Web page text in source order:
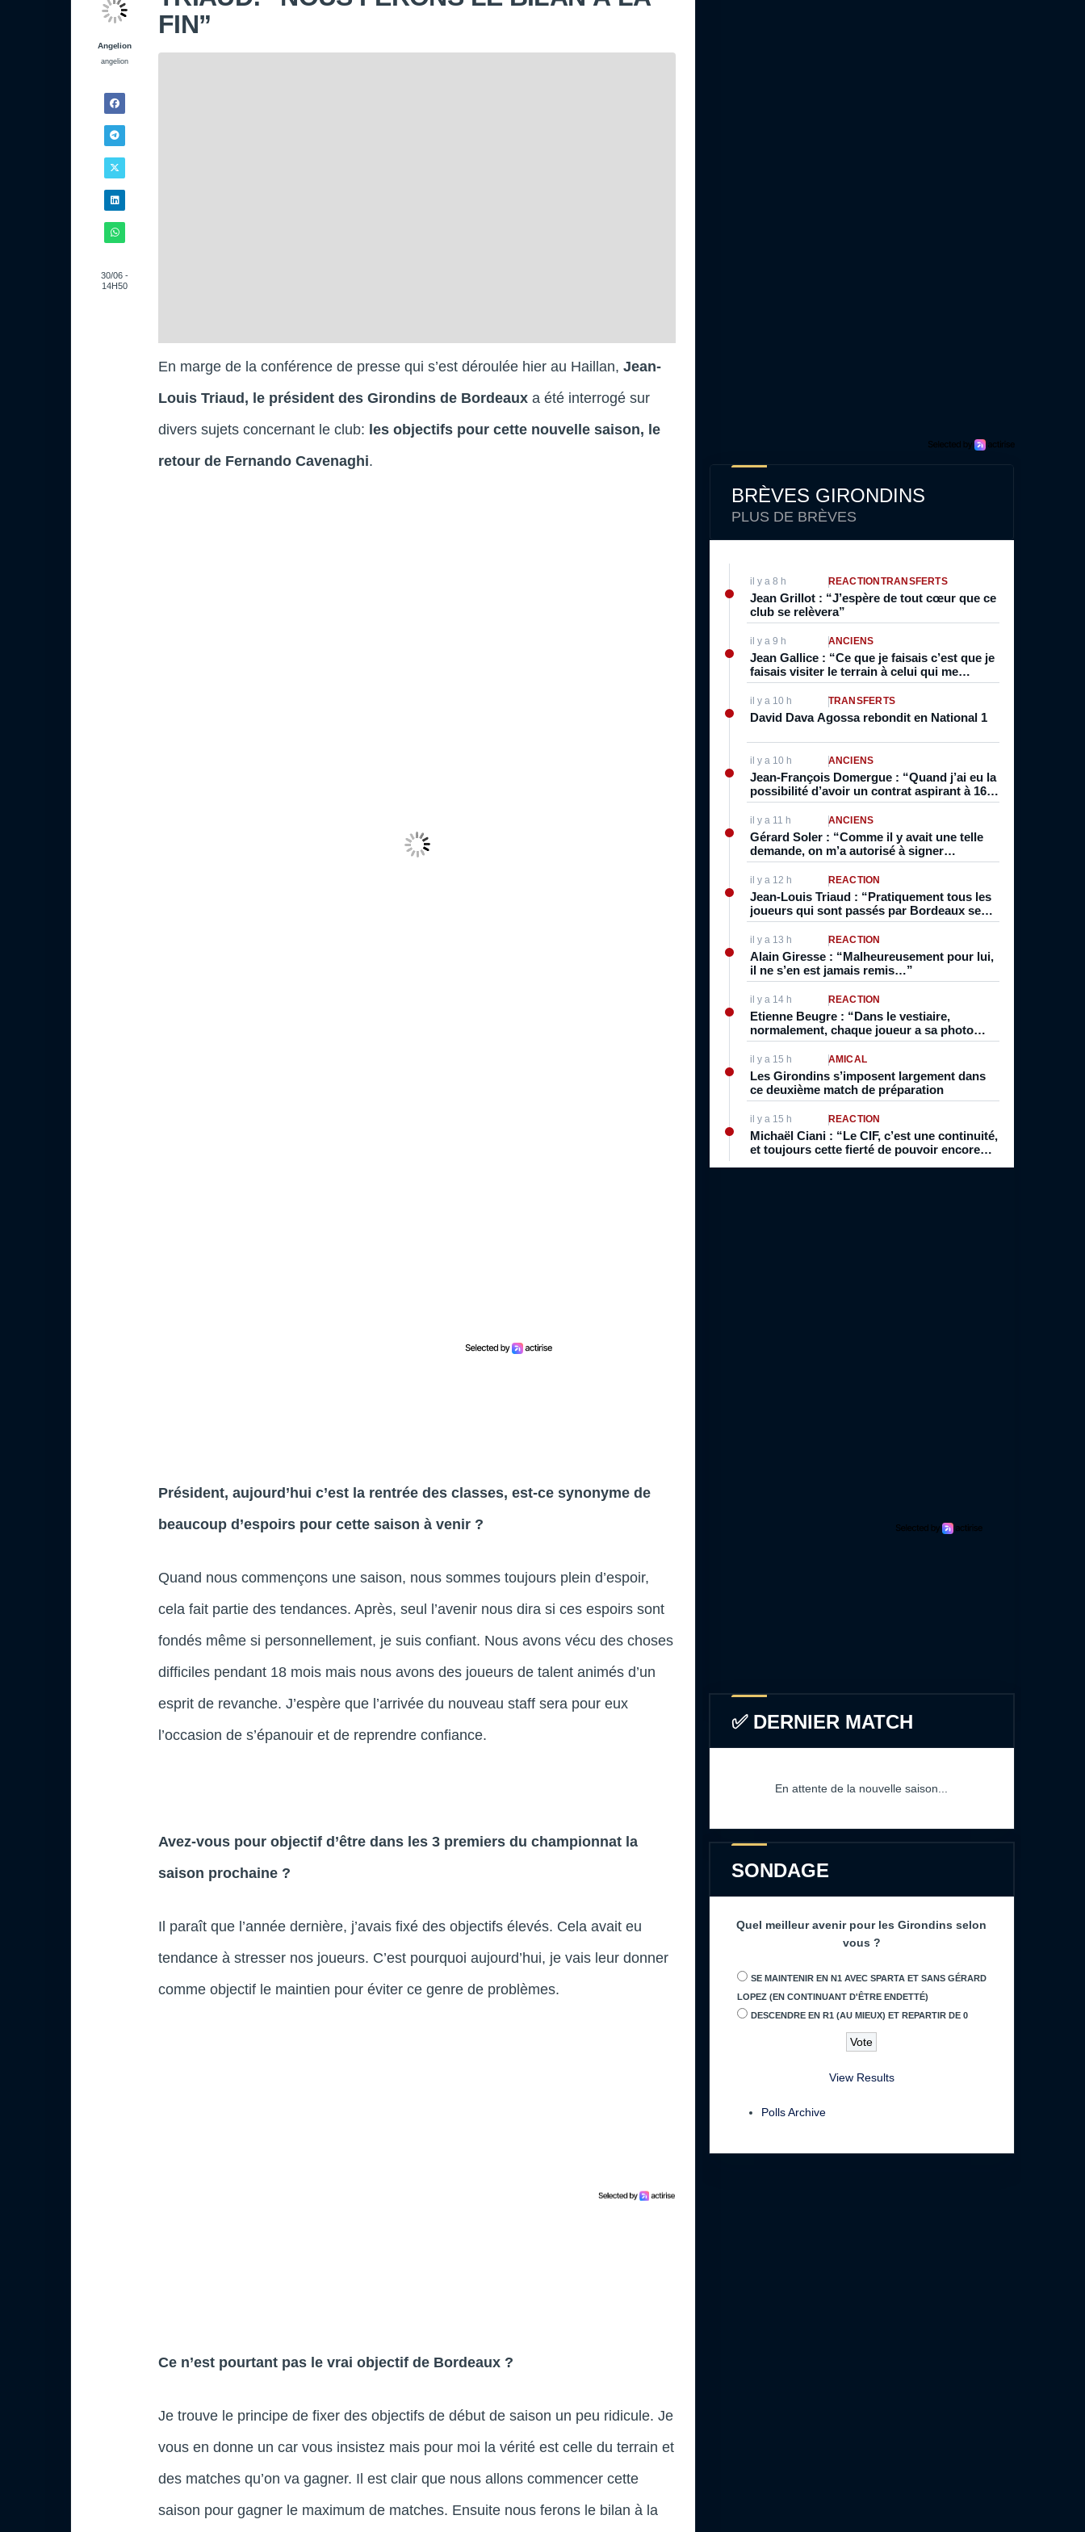
Angelion
angelion
30/06 -
14H50
FIN”
En marge de la conférence de presse qui s’est déroulée hier au Haillan, Jean-
Louis Triaud, le président des Girondins de Bordeaux a été interrogé sur
divers sujets concernant le club: les objectifs pour cette nouvelle saison, le
retour de Fernando Cavenaghi.
Président, aujourd’hui c’est la rentrée des classes, est-ce synonyme de
beaucoup d’espoirs pour cette saison à venir ?
Quand nous commençons une saison, nous sommes toujours plein d’espoir,
cela fait partie des tendances. Après, seul l’avenir nous dira si ces espoirs sont
fondés même si personnellement, je suis confiant. Nous avons vécu des choses
difficiles pendant 18 mois mais nous avons des joueurs de talent animés d’un
esprit de revanche. J’espère que l’arrivée du nouveau staff sera pour eux
l’occasion de s’épanouir et de reprendre confiance.
Avez-vous pour objectif d’être dans les 3 premiers du championnat la
saison prochaine ?
Il paraît que l’année dernière, j’avais fixé des objectifs élevés. Cela avait eu
tendance à stresser nos joueurs. C’est pourquoi aujourd’hui, je vais leur donner
comme objectif le maintien pour éviter ce genre de problèmes.
Ce n’est pourtant pas le vrai objectif de Bordeaux ?
Je trouve le principe de fixer des objectifs de début de saison un peu ridicule. Je
vous en donne un car vous insistez mais pour moi la vérité est celle du terrain et
des matches qu’on va gagner. Il est clair que nous allons commencer cette
saison pour gagner le maximum de matches. Ensuite nous ferons le bilan à la
BRÈVES GIRONDINS
PLUS DE BRÈVES
il y a 8 h RÉACTION TRANSFERTS
Jean Grillot : “J’espère de tout cœur que ce
club se relèvera”
il y a 9 h ANCIENS
Jean Gallice : “Ce que je faisais c’est que je
faisais visiter le terrain à celui qui me
marquait parce qu’à l’époque c’était souvent
de l’individuel”
il y a 10 h TRANSFERTS
David Dava Agossa rebondit en National 1
il y a 10 h ANCIENS
Jean-François Domergue : “Quand j’ai eu la
possibilité d’avoir un contrat aspirant à 16
ans, inévitablement je pensais à être pro. Je
vivais foot, je dormais foot”
il y a 11 h ANCIENS
Gérard Soler : “Comme il y avait une telle
demande, on m’a autorisé à signer
professionnel directement. Normalement,
on était stagiaire et pro après”
il y a 12 h RÉACTION
Jean-Louis Triaud : “Pratiquement tous les
joueurs qui sont passés par Bordeaux se
sont intéressés au vin”
il y a 13 h RÉACTION
Alain Giresse : “Malheureusement pour lui,
il ne s’en est jamais remis…”
il y a 14 h RÉACTION
Etienne Beugre : “Dans le vestiaire,
normalement, chaque joueur a sa photo
collée à sa place. Pour moi, ils ont décollé la
photo…”
il y a 15 h AMICAL
Les Girondins s’imposent largement dans
ce deuxième match de préparation
il y a 15 h RÉACTION
Michaël Ciani : “Le CIF, c’est une continuité,
et toujours cette fierté de pouvoir encore
✅ DERNIER MATCH
En attente de la nouvelle saison...
SONDAGE
Quel meilleur avenir pour les Girondins selon
vous ?
SE MAINTENIR EN N1 AVEC SPARTA ET SANS GÉRARD
LOPEZ (EN CONTINUANT D'ÊTRE ENDETTÉ)
DESCENDRE EN R1 (AU MIEUX) ET REPARTIR DE 0
View Results
Polls Archive